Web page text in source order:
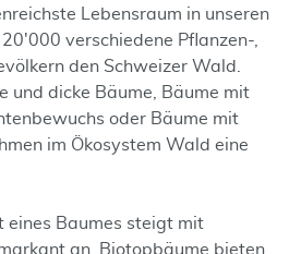
Lebensraum in unseren
verschiedene Pflanzen-,
den Schweizer Wald.
und dicke Bäume, Bäume mit
oder Bäume mit
im Ökosystem Wald eine
eines Baumes steigt mit
an. Biotopbäume bieten